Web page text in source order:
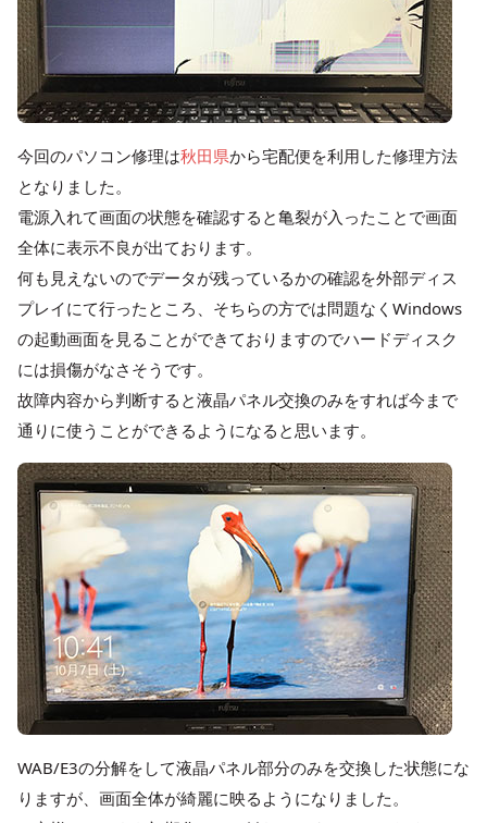
今回のパソコン修理は秋田県から宅配便を利用した修理方法
となりました。
電源入れて画面の状態を確認すると亀裂が入ったことで画面
全体に表示不良が出ております。
何も見えないのでデータが残っているかの確認を外部ディス
プレイにて行ったところ、そちらの方では問題なくWindows
の起動画面を見ることができておりますのでハードディスク
には損傷がなさそうです。
故障内容から判断すると液晶パネル交換のみをすれば今まで
通りに使うことができるようになると思います。
WAB/E3の分解をして液晶パネル部分のみを交換した状態にな
りますが、画面全体が綺麗に映るようになりました。